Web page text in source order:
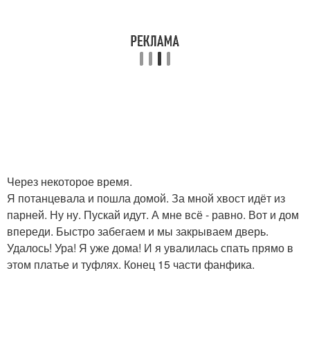
Через некоторое время.
Я потанцевала и пошла домой. За мной хвост идёт из
парней. Ну ну. Пускай идут. А мне всё - равно. Вот и дом
впереди. Быстро забегаем и мы закрываем дверь.
Удалось! Ура! Я уже дома! И я увалилась спать прямо в
этом платье и туфлях. Конец 15 части фанфика.